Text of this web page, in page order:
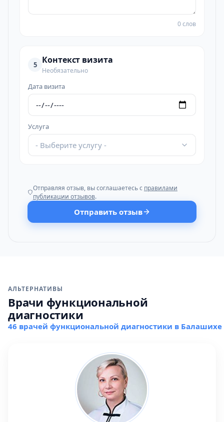
0 слов
5 Контекст визита
Необязательно
Дата визита
Услуга
- Выберите услугу -
Отправляя отзыв, вы соглашаетесь с правилами
публикации отзывов.
Отправить отзыв
АЛЬТЕРНАТИВЫ
Врачи функциональной
диагностики
46 врачей функциональной диагностики в Балашихе